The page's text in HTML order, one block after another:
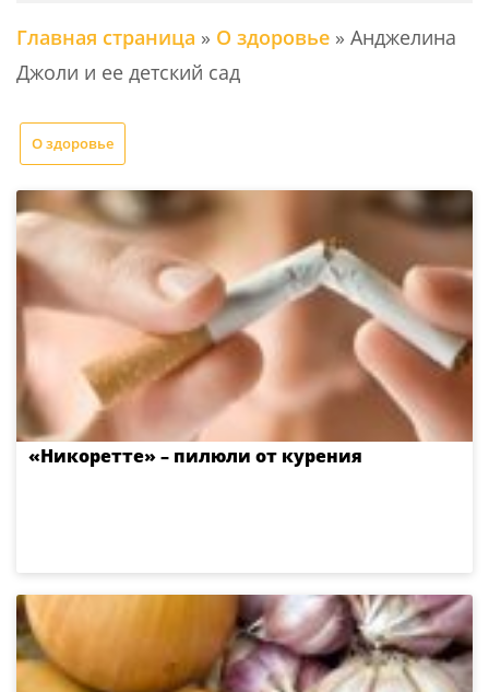
Главная страница » О здоровье » Анджелина
Джоли и ее детский сад
О здоровье
«Никоретте» – пилюли от курения